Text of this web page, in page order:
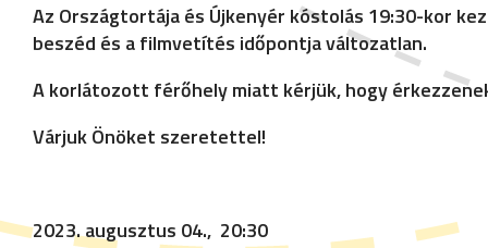
Az Országtortája és Újkenyér kóstolás 19:30-kor
beszéd és a filmvetítés időpontja változatlan.
A korlátozott férőhely miatt kérjük, hogy
Várjuk Önöket szeretettel!
2023. augusztus 04., 20:30